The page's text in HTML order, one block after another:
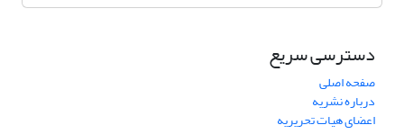
دسترسی سریع
صفحه اصلی
درباره نشریه
اعضای هیات تحریریه